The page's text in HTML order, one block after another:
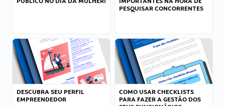
PESQUISAR CONCORRENTES
DESCUBRA SEU PERFIL
EMPREENDEDOR
COMO USAR CHECKLISTS
PARA FAZER A GESTÃO DOS